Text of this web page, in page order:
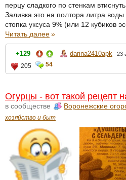
перцу сладкого по стенкам втиснуть.
Заливка это на полтора литра воды
стопка уксуса 9% (или 12 кубиков
Читать далее»
+129 darina2410apk 23
205
54
Огурцы - вот такой рецепт
в сообществе Воронежские
хозяйство и быт